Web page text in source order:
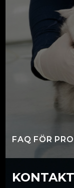
FAQ FÖR